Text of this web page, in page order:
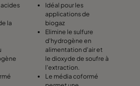
acides
la
Idéal pour les
applications de
biogaz
Elimine le sulfure
d'hydrogène en
alimentation d'air et
le dioxyde de soufre à
l'extraction.
Le média coformé